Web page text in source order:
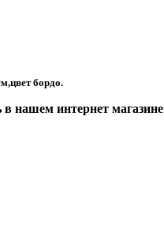
бордо.
нашем интернет